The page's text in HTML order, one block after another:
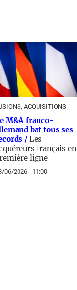
ACQUISITIONS
M&A franco-
bat tous ses
/ Les
français en
ligne
06/2026 - 11:00